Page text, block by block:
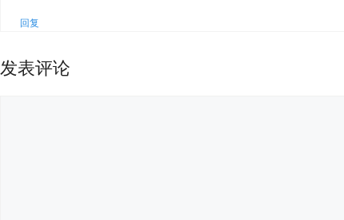
回复
发表评论